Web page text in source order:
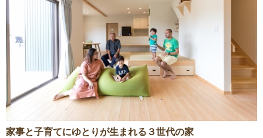
家事と子育てにゆとりが生まれる３世代の家